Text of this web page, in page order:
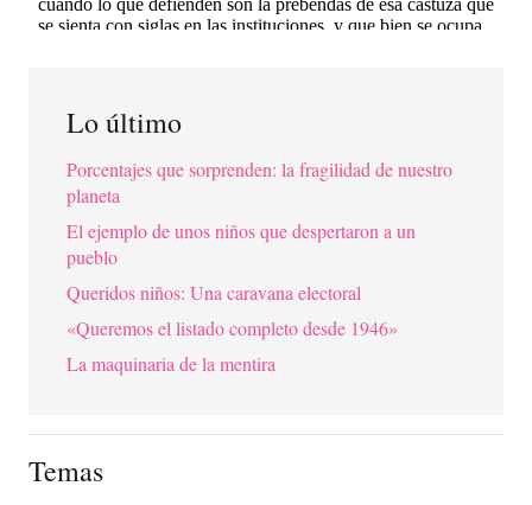
Lo último
Porcentajes que sorprenden: la fragilidad de nuestro
planeta
El ejemplo de unos niños que despertaron a un
pueblo
Queridos niños: Una caravana electoral
«Queremos el listado completo desde 1946»
La maquinaria de la mentira
Temas